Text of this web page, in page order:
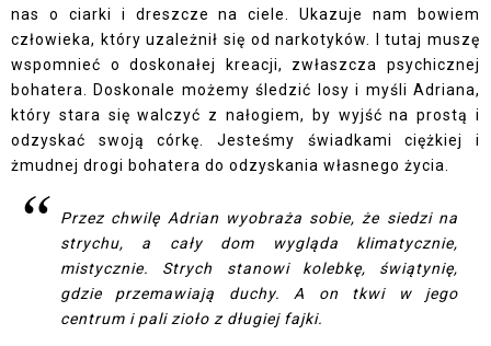
nas o ciarki i dreszcze na ciele. Ukazuje nam bowiem
człowieka, który uzależnił się od narkotyków. I tutaj muszę
wspomnieć o doskonałej kreacji, zwłaszcza psychicznej
bohatera. Doskonale możemy śledzić losy i myśli Adriana,
który stara się walczyć z nałogiem, by wyjść na prostą i
odzyskać swoją córkę. Jesteśmy świadkami ciężkiej i
żmudnej drogi bohatera do odzyskania własnego życia.
Przez chwilę Adrian wyobraża sobie, że siedzi na
strychu, a cały dom wygląda klimatycznie,
mistycznie. Strych stanowi kolebkę, świątynię,
gdzie przemawiają duchy. A on tkwi w jego
centrum i pali zioło z długiej fajki.